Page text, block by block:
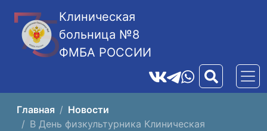
Клиническая
больница №8
ФМБА РОССИИ
Главная
Новости
В День физкультурника Клиническая